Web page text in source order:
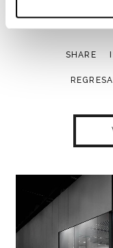
Salón del
SHARE